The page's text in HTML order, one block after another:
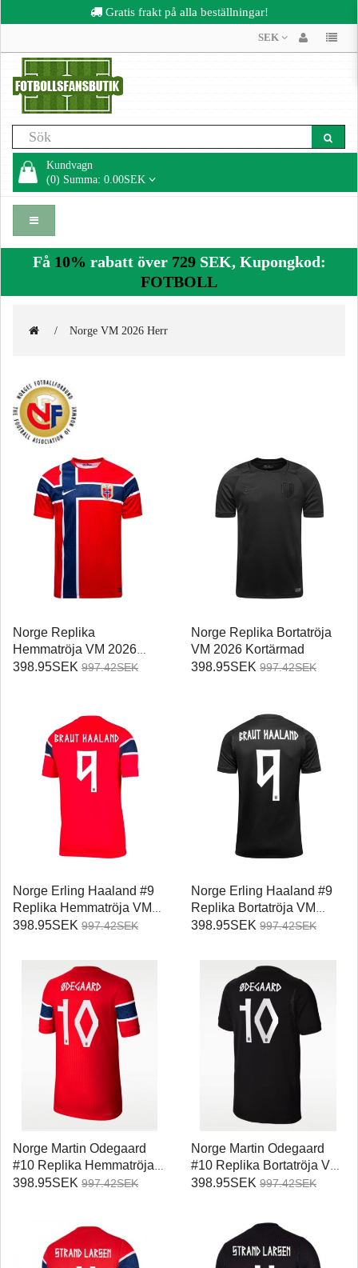
Gratis frakt på alla beställningar!
SEK
Kundvagn
(0) Summa: 0.00SEK
Få 10% rabatt över 729SEK, Kupongkod:
FOTBOLL
Norge VM 2026 Herr
Norge Replika
Hemmatröja VM 2026
Kortärmad
398.95SEK 997.42SEK
Norge Replika Bortatröja
VM 2026 Kortärmad
398.95SEK 997.42SEK
Norge Erling Haaland #9
Replika Hemmatröja VM
2026 Kortärmad
398.95SEK 997.42SEK
Norge Erling Haaland #9
Replika Bortatröja VM
2026 Kortärmad
398.95SEK 997.42SEK
Norge Martin Odegaard
#10 Replika Hemmatröja
VM 2026 Kortärmad
398.95SEK 997.42SEK
Norge Martin Odegaard
#10 Replika Bortatröja VM
2026 Kortärmad
398.95SEK 997.42SEK